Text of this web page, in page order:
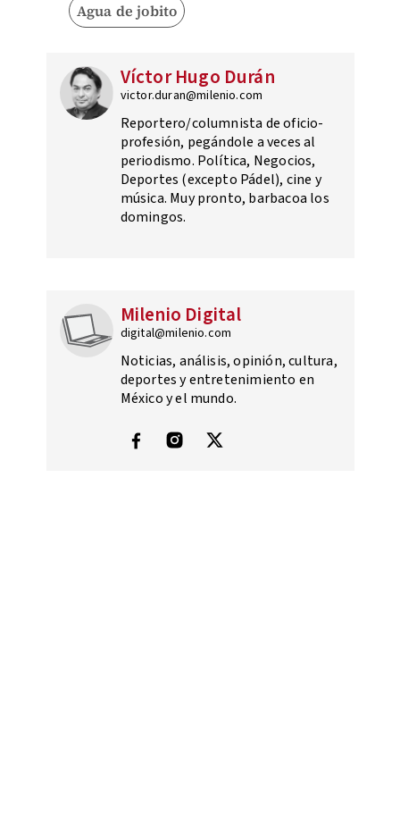
Agua de jobito
Víctor Hugo Durán
victor.duran@milenio.com
Reportero/columnista de oficio-
profesión, pegándole a veces al
periodismo. Política, Negocios,
Deportes (excepto Pádel), cine y
música. Muy pronto, barbacoa los
domingos.
Milenio Digital
digital@milenio.com
Noticias, análisis, opinión, cultura,
deportes y entretenimiento en
México y el mundo.